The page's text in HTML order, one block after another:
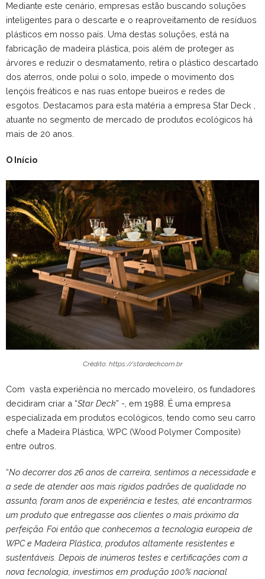
Mediante este cenário, empresas estão buscando soluções
inteligentes para o descarte e o reaproveitamento de resíduos
plásticos em nosso país. Uma destas soluções, está na
fabricação de madeira plástica, pois além de proteger as
árvores e reduzir o desmatamento, retira o plástico descartado
dos aterros, onde polui o solo, impede o movimento dos
lençóis freáticos e nas ruas entope bueiros e redes de
esgotos. Destacamos para esta matéria a empresa Star Deck ,
atuante no segmento de mercado de produtos ecológicos há
mais de 20 anos.
O Início
Crédito: https://stardeck.com.br
Com vasta experiência no mercado moveleiro, os fundadores
decidiram criar a “Star Deck” -, em 1988. É uma empresa
especializada em produtos ecológicos, tendo como seu carro
chefe a Madeira Plástica, WPC (Wood Polymer Composite)
entre outros.
“No decorrer dos 26 anos de carreira, sentimos a necessidade e
a sede de atender aos mais rígidos padrões de qualidade no
assunto, foram anos de experiência e testes, até encontrarmos
um produto que entregasse aos clientes o mais próximo da
perfeição. Foi então que conhecemos a tecnologia europeia de
WPC e Madeira Plástica, produtos altamente resistentes e
sustentáveis. Depois de inúmeros testes e certificações com a
nova tecnologia, investimos em produção 100% nacional